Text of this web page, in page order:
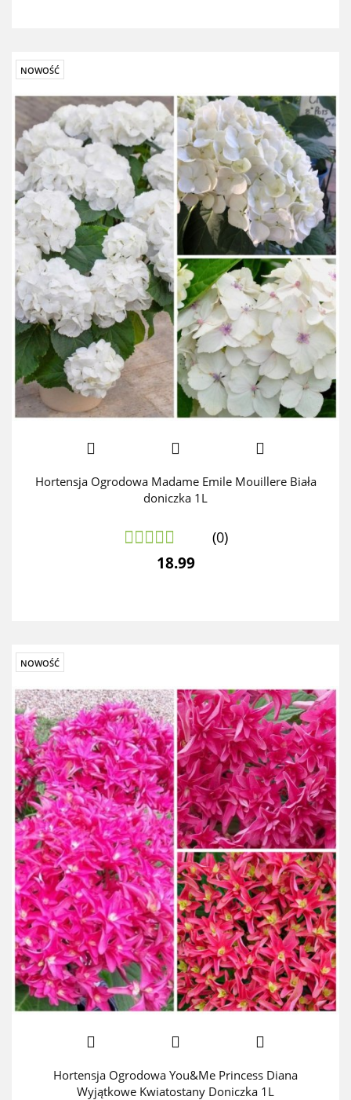
NOWOŚĆ
Hortensja Ogrodowa Madame Emile Mouillere Biała
doniczka 1L
(0)
18.99
NOWOŚĆ
Hortensja Ogrodowa You&Me Princess Diana
Wyjątkowe Kwiatostany Doniczka 1L